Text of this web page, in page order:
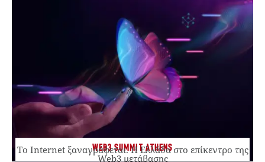
WEB3 SUMMIT ATHENS
Το Internet ξαναγράφεται. Η Ελλάδα στο επίκεντρο της
Web3 μετάβασης